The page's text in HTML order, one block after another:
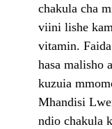
chakula cha
viini lishe
vitamin.
hasa malisho
kuzuia
Mhandisi
ndio chakula